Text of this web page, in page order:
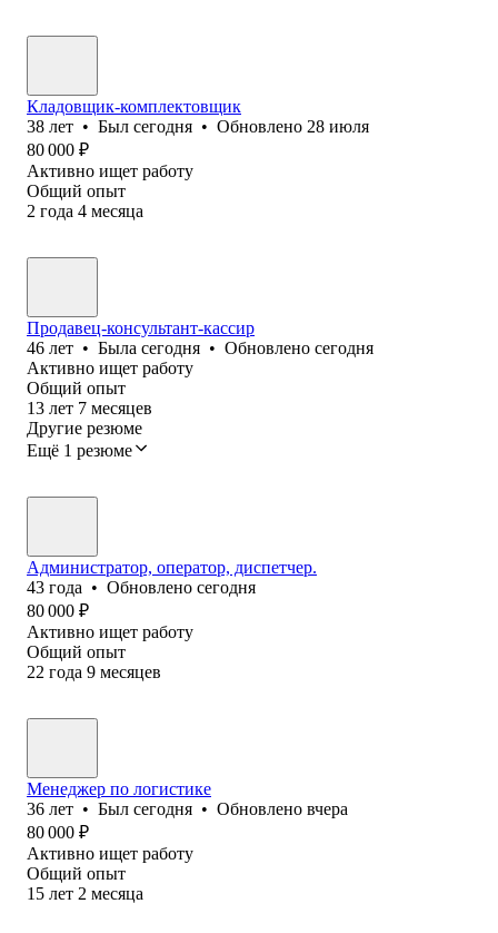
Кладовщик-комплектовщик
38 лет • Был сегодня • Обновлено 28 июля
80 000 ₽
Активно ищет работу
Общий опыт
2 года 4 месяца
Продавец-консультант-кассир
46 лет • Была сегодня • Обновлено сегодня
Активно ищет работу
Общий опыт
13 лет 7 месяцев
Другие резюме
Ещё 1 резюме
Администратор, оператор, диспетчер.
43 года • Обновлено сегодня
80 000 ₽
Активно ищет работу
Общий опыт
22 года 9 месяцев
Менеджер по логистике
36 лет • Был сегодня • Обновлено вчера
80 000 ₽
Активно ищет работу
Общий опыт
15 лет 2 месяца